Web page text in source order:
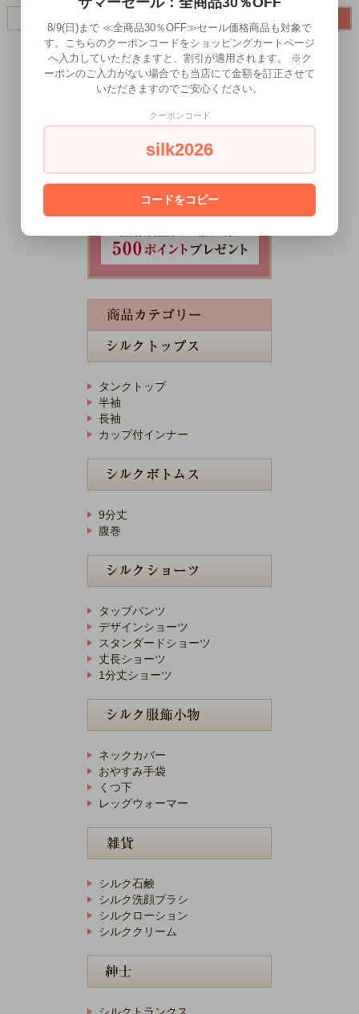
タンクトップ
半袖
長袖
カップ付インナー
9分丈
腹巻
タップパンツ
デザインショーツ
スタンダードショーツ
丈長ショーツ
1分丈ショーツ
ネックカバー
おやすみ手袋
くつ下
レッグウォーマー
シルク石鹸
シルク洗顔ブラシ
シルクローション
シルククリーム
8/9(日)まで ≪全商品30％OFF≫セール価格商品も対象で
す。こちらのクーポンコードをショッピングカートページ
へ入力していただきますと、割引が適用されます。 ※ク
ーポンのご入力がない場合でも当店にて金額を訂正させて
いただきますのでご安心ください。
クーポンコード
silk2026
コードをコピー